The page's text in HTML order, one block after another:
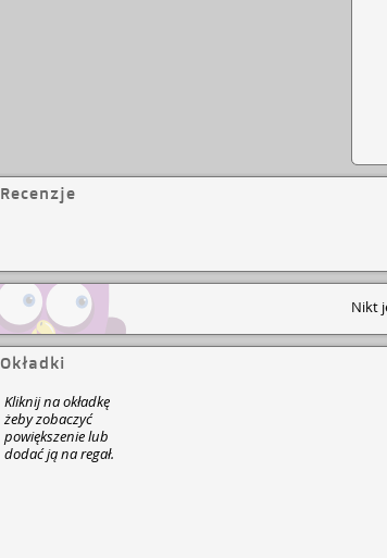
Recenzje
Nikt
Okładki
Kliknij na okładkę
żeby zobaczyć
powiększenie lub
dodać ją na regał.